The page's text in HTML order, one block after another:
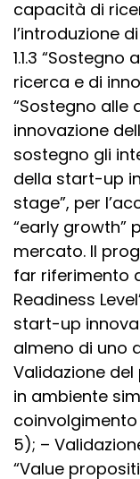
capacità di
l’introduzione
1.1.3
ricerca e di
“Sostegno alle
innovazione
sostegno gli
della start-up
stage”, per
“early growth”
mercato. Il
far riferimento
Readiness
start-up
almeno di uno
Validazione
in ambiente
coinvolgimento
5); –
“Value